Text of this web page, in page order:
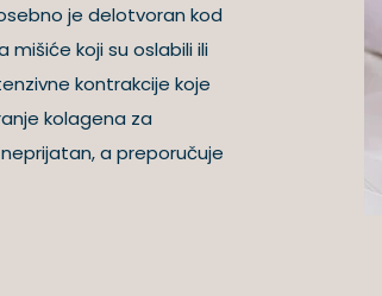
je delotvoran kod
koji su oslabili ili
kontrakcije koje
kolagena za
a preporučuje